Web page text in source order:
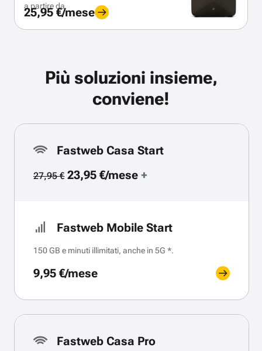
a partire da
25,95 €/mese
Più soluzioni insieme,
conviene!
Fastweb Casa Start
27,95 €23,95 €/mese+
Fastweb Mobile Start
150 GB e minuti illimitati, anche in 5G *.
9,95 €/mese
Fastweb Casa Pro